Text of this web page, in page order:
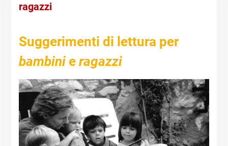
ragazzi
Suggerimenti di lettura per
bambinie ragazzi